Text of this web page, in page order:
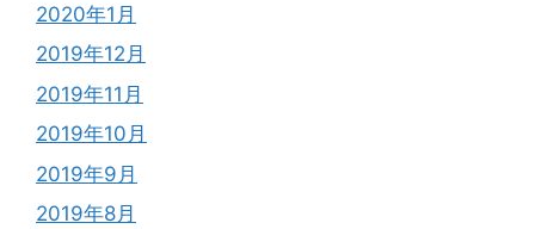
2020年1月
2019年12月
2019年11月
2019年10月
2019年9月
2019年8月